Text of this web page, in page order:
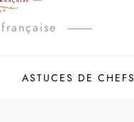
ASTUCES DE CHEFS